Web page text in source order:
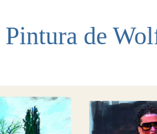
Pintura de